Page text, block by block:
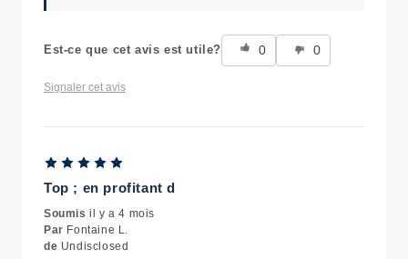
Est-ce que cet avis est utile? 0 0
Signaler cet avis
Top ; en profitant d
Soumisil y a 4 mois
Par Fontaine L.
de Undisclosed